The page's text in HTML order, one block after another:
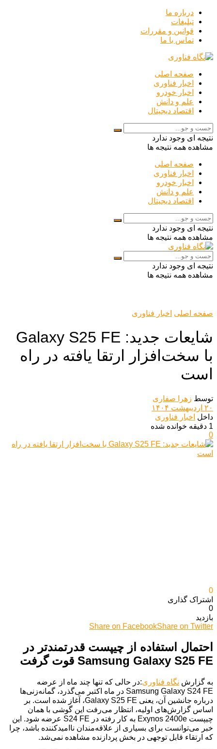
درباره ما
تبلیغات
قوانین و مقررات
تماس با ما
صفحه اصلی
اخبار فناوری
اخبار خودرو
علم و دانش
اقتصاد دیجیتال
نتیجه ای وجود ندارد
مشاهده همه نتیجه ها
صفحه اصلی
اخبار فناوری
اخبار خودرو
علم و دانش
اقتصاد دیجیتال
نتیجه ای وجود ندارد
مشاهده همه نتیجه ها
نتیجه ای وجود ندارد
مشاهده همه نتیجه ها
صفحه اصلی اخبار فناوری
شایعات جدید: Galaxy S25 FE
با سخت‌افزار ارتقا یافته در راه
است
توسط زهرا صفاری
۲۰ اردیبهشت ۱۴۰۴
داخل اخبار فناوری
1 دقیقه خوانده شده
0
0
اشتراک گذاری‌
0
بازدید
Share on FacebookShare on Twitter
احتمال استفاده از چیپست قدرتمندتر در
Samsung Galaxy S25 FE قوت گرفت
به گزارش نگاه فناوری:در حالی که تنها چند ماه از عرضه
Samsung Galaxy S24 FE در ماه اکتبر می‌گذرد، گمانه‌زنی‌ها
درباره جانشین آن، یعنی Galaxy S25 FE، آغاز شده است. بر
اساس گزارش‌های اولیه، انتظار می‌رفت این گوشی با همان
چیپست Exynos 2400e به کار رفته در S24 FE عرضه شود. این
خبر می‌توانست برای بسیاری از علاقه‌مندان ناامیدکننده باشد، چرا
که ارتقاء قابل توجهی در بخش پردازنده مشاهده نمی‌شد.